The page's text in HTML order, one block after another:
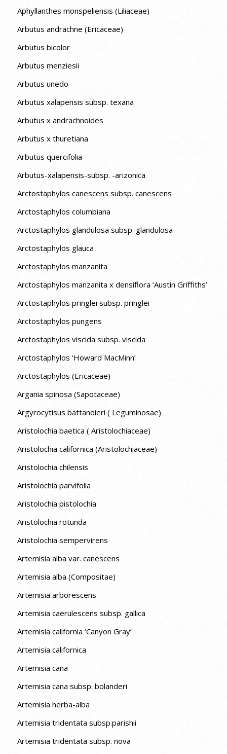
Aphyllanthes monspeliensis (Liliaceae)
Arbutus andrachne (Ericaceae)
Arbutus bicolor
Arbutus menziesii
Arbutus unedo
Arbutus xalapensis subsp. texana
Arbutus x andrachnoides
Arbutus x thuretiana
Arbutus quercifolia
Arbutus-xalapensis-subsp. -arizonica
Arctostaphylos canescens subsp. canescens
Arctostaphylos columbiana
Arctostaphylos glandulosa subsp. glandulosa
Arctostaphylos glauca
Arctostaphylos manzanita
Arctostaphylos manzanita x densiflora ‘Austin Griffiths’
Arctostaphylos pringlei subsp. pringlei
Arctostaphylos pungens
Arctostaphylos viscida subsp. viscida
Arctostaphylos ‘Howard MacMinn’
Arctostaphylos (Ericaceae)
Argania spinosa (Sapotaceae)
Argyrocytisus battandieri ( Leguminosae)
Aristolochia baetica ( Aristolochiaceae)
Aristolochia californica (Aristolochiaceae)
Aristolochia chilensis
Aristolochia parvifolia
Aristolochia pistolochia
Aristolochia rotunda
Aristolochia sempervirens
Artemisia alba var. canescens
Artemisia alba (Compositae)
Artemisia arborescens
Artemisia caerulescens subsp. gallica
Artemisia california ‘Canyon Gray’
Artemisia californica
Artemisia cana
Artemisia cana subsp. bolanderi
Artemisia herba-alba
Artemisia tridentata subsp.parishii
Artemisia tridentata subsp. nova